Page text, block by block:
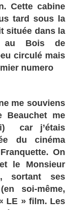
Cette cabine
tard sous la
située dans la
au Bois de
circulé mais
numero
me souviens
Beauchet me
car j’étais
du cinéma
On
le Monsieur
sortant ses
soi-même,
LE » film. Les